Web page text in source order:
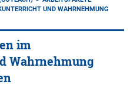
UND WAHRNEHMUNG
im
Wahrnehmung